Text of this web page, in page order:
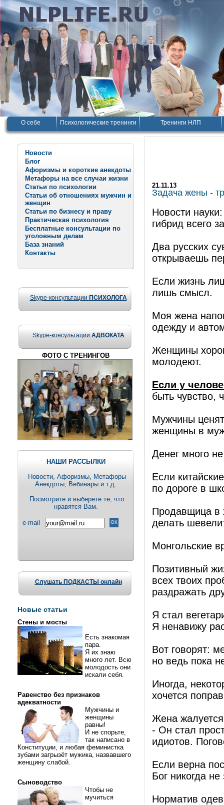
О себе Психологические тренинги Тренинги НЛП
Новости
Блог
Афоризмы и короткие анекдоты
Метафоры на все случаи жизни
Статьи по психологии
Статьи об отношениях мужчин и
женщин
Статьи по бизнесу и праву
Практическая психология
Бесплатные консультации по
уголовным делам
База знаний
Контакты
Skype-консультации ПСИХОЛОГА
Skype-консультации АДВОКАТА
ФОТО С ТРЕНИНГОВ
НАШИ РАССЫЛКИ
Новости, Aфоризмы, Метафоры
Анекдоты, Вебинары и т.д.
Посмотрите и выберете те, что
нравятся Вам.
e-mail
Слушать ПОДКАСТЫ онлайн
Новые статьи
Стены и мосты
Есть знакомая
пара.
Я их знаю
много лет. Всю
молодость они
искали себя.
Равенство без признаков
адекватности
Мужчины и
женщины
равны!
И не спорьте,
так написано в
Конституции, и любая феминистка
зубами загрызёт мужика, назвавшего
женщину слабой.
Сыноводство
Чтобы не
мучиться
21.11.13
Задача жены -
Новости
гибрид всего
Два русских
открываешь
Если жизнь
лишь смысл.
Моя жена
одежду и
Женщины
молодеют.
Если у
быть чувство,
Мужчины
женщины в
Денег много
Если
по дороге в
Продавщица в
делать
Монгольские
Позитивный
всех твоих
раздражать
Я стал
Я ненавижу
Вот говорят:
но ведь пока
Иногда,
хочется
Жена
- Он стал
идиотов.
Если верна
Бог никогда
Норматив